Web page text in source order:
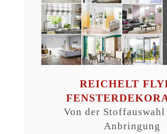
REICHELT
Von der
Anbringung